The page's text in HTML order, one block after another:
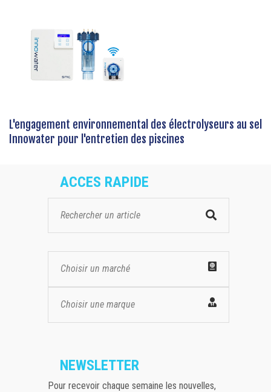
L'engagement environnemental des électrolyseurs au sel
Innowater pour l'entretien des piscines
ACCES RAPIDE
Choisir un marché
Choisir une marque
NEWSLETTER
Pour recevoir chaque semaine les nouvelles,